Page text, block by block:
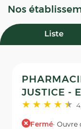
Nos
Liste
JUSTICE -
Fermé·